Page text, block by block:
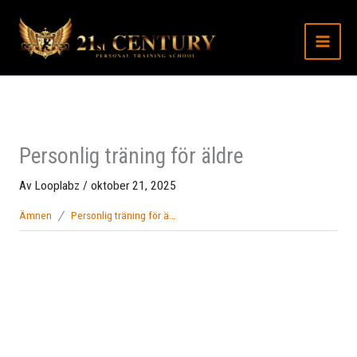
innehåll
Personlig träning för äldre
Av Looplabz / oktober 21, 2025
Ämnen